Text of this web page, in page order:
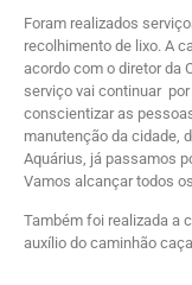
Foram realizados
recolhimento de lixo. A
acordo com o diretor da
serviço vai continuar
conscientizar as
manutenção da cidade,
Aquárius, já passamos
Vamos alcançar todos
Também foi realizada a
auxílio do caminhão